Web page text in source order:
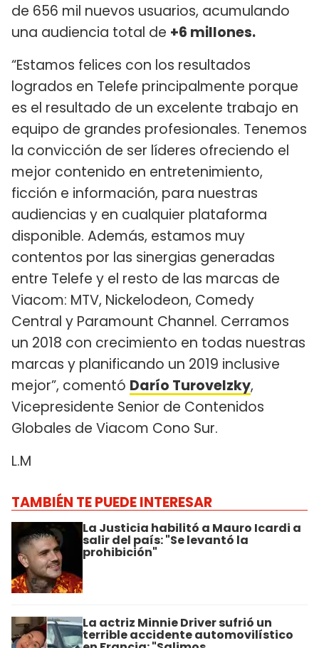
de 656 mil nuevos usuarios, acumulando
una audiencia total de +6 millones.
“Estamos felices con los resultados
logrados en Telefe principalmente porque
es el resultado de un excelente trabajo en
equipo de grandes profesionales. Tenemos
la convicción de ser líderes ofreciendo el
mejor contenido en entretenimiento,
ficción e información, para nuestras
audiencias y en cualquier plataforma
disponible. Además, estamos muy
contentos por las sinergias generadas
entre Telefe y el resto de las marcas de
Viacom: MTV, Nickelodeon, Comedy
Central y Paramount Channel. Cerramos
un 2018 con crecimiento en todas nuestras
marcas y planificando un 2019 inclusive
mejor”, comentó Darío Turovelzky,
Vicepresidente Senior de Contenidos
Globales de Viacom Cono Sur.
L.M
TAMBIÉN TE PUEDE INTERESAR
La Justicia habilitó a Mauro Icardi a
salir del país: "Se levantó la
prohibición"
La actriz Minnie Driver sufrió un
terrible accidente automovilístico